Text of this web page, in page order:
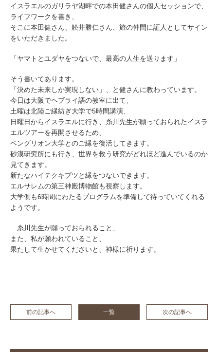
イスラエルのガリラヤ湖畔での本田健さんの個人セッションで、
ライフワークを書き、
そこに本田健さん、舩井勝仁さん、旅の仲間に証人としてサイン
をいただきました。
「ヤマトとユダヤをつないで、最高の人生を送ります」
そう書いてあります。
「決めた未来しか実現しない」、と健さんに教わっています。
今日は大阪でヘブライ語の教室に出て、
土曜は北陸ご縁紡ぎ大学で5時間講演、
日曜日からイスラエルに行き、糸川先生が願っておられたイスラ
エルツアーを再開させるため、
ベングリオン大学とのご縁を復活してきます。
砂漠研究所にも行き、世界を救う研究がどれほど進んでいるのか
見てきます。
新たなハイテクキブツと縁をつないできます。
エルサレムの第三神殿博物館も視察します。
大学側も6時間にわたるプログラムを準備して待っていてくれる
ようです。
糸川先生が願っておられること、
また、私が願われていること、
果たして生かせてくださいと、神様に祈ります。
前の記事へ 一覧 次の記事へ